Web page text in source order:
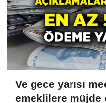
Ve gece yarısı
emeklilere müjde